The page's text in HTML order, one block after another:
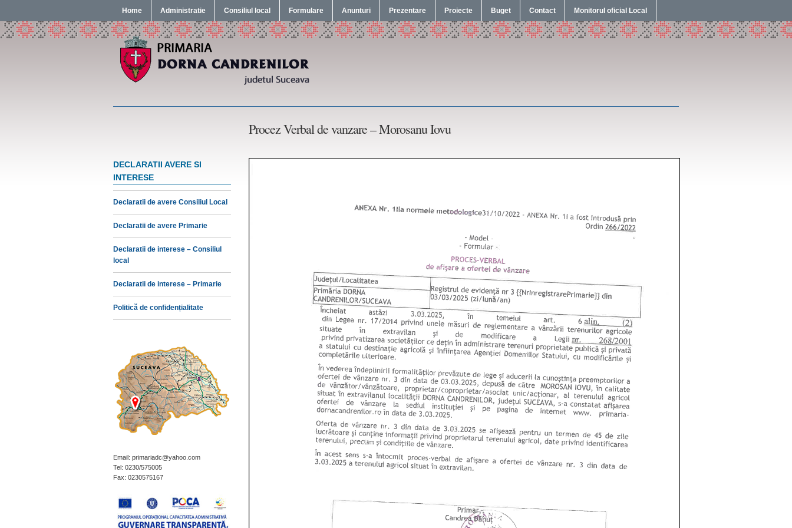
Home Administratie Consiliul local Formulare Anunturi Prezentare Proiecte Buget Contact Monitorul oficial Local
Procez Verbal de vanzare – Morosanu Iovu
DECLARATII AVERE SI
INTERESE
Declaratii de avere Consiliul Local
Declaratii de avere Primarie
Declaratii de interese – Consiliul
local
Declaratii de interese – Primarie
Politică de confidențialitate
Email: primariadc@yahoo.com
Tel: 0230/575005
Fax: 0230575167